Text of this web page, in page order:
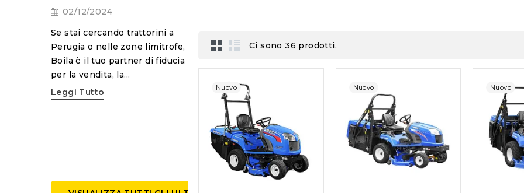
02/12/2024
Se stai cercando trattorini a
Perugia o nelle zone limitrofe,
Boila è il tuo partner di fiducia
per la vendita, la...
Leggi Tutto
Husqvarna. Mantenere il tuo
Giardinaggio
21/12/2023
Benvenuti nel mondo di ISEKI
Italia, dove la qualità incontra
l'innovazione nell'ambito delle
macchine agricole e per...
Leggi Tutto
21/12/2023
Il bonus
un'iniziativa
mira a
sostenibilità
incentivare
Leggi Tutto
Ci sono 36 prodotti.
Nuovo Nuovo Nuovo